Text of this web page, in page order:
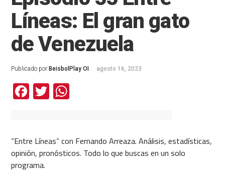
Líneas: El gran gato
de Venezuela
Publicado por BeisbolPlay OI agosto 16, 2023
Facebook
TwitterWhatsApp
“Entre Líneas” con Fernando Arreaza. Análisis, estadísticas,
opinión, pronósticos. Todo lo que buscas en un solo
programa.